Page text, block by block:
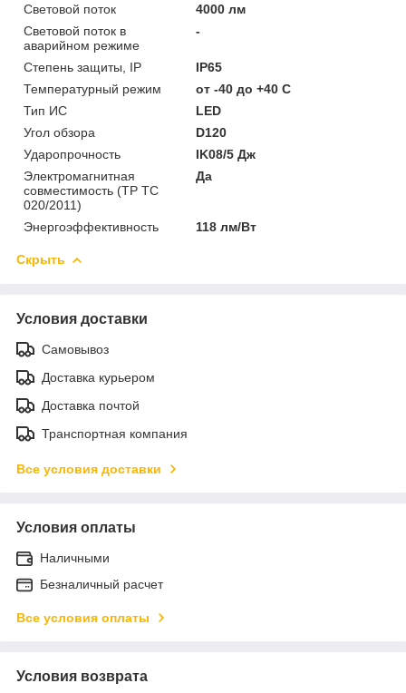
Световой поток
4000 лм
Световой поток в
аварийном режиме
-
Степень защиты, IP
IP65
Температурный режим
от -40 до +40 C
Тип ИС
LED
Угол обзора
D120
Ударопрочность
IK08/5 Дж
Электромагнитная
совместимость (ТР ТС
020/2011)
Да
Энергоэффективность 118 лм/Вт
Скрыть
Условия доставки
Самовывоз
Доставка курьером
Доставка почтой
Транспортная компания
Все условия доставки
Условия оплаты
Наличными
Безналичный расчет
Все условия оплаты
Условия возврата